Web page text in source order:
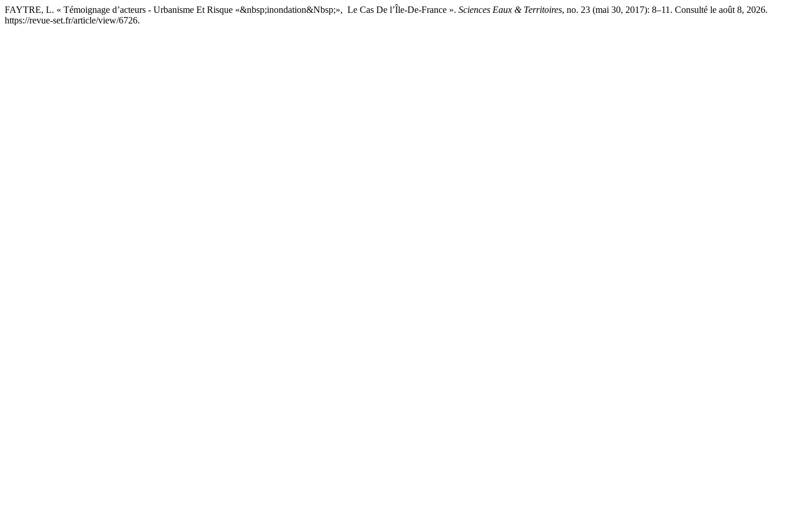
FAYTRE, L. « Témoignage d’acteurs - Urbanisme Et Risque «&nbsp;inondation&Nbsp;», Le Cas De l’Île-De-France ». Sciences Eaux & Territoires, no. 23 (mai 30, 2017): 8–11. Consulté le août 8, 2026.
https://revue-set.fr/article/view/6726.